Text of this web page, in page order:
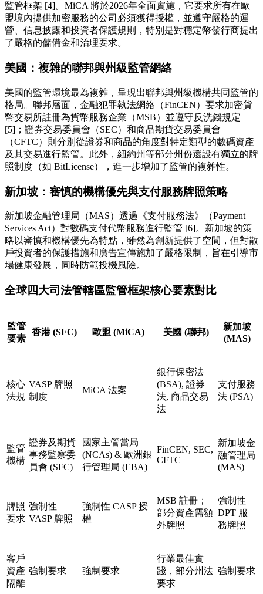
監管框架 [4]。MiCA 將於2026年全面實施，它要求所有在歐
盟境內提供加密服務的公司必須獲得授權，並遵守嚴格的運
營、信息披露和投資者保護規則，特別是對穩定幣發行商提出
了嚴格的儲備金和治理要求。
美國：複雜的聯邦與州級監管網絡
美國的監管環境最為複雜，呈現出聯邦與州級機構共同監管的
格局。聯邦層面，金融犯罪執法網絡（FinCEN）要求加密貨
幣交易所註冊為貨幣服務企業（MSB）並遵守反洗錢規定
[5]；證券交易委員會（SEC）和商品期貨交易委員會
（CFTC）則分別從證券和商品的角度對特定類型的數碼資產
及其交易進行監管。此外，紐約州等部分州份還設有獨立的牌
照制度（如 BitLicense），進一步增加了監管的複雜性。
新加坡：審慎的機構優先與支付服務牌照策略
新加坡金融管理局（MAS）透過《支付服務法》（Payment
Services Act）對數碼支付代幣服務進行監管 [6]。新加坡的策
略以審慎和機構優先為特點，雖然為創新提供了空間，但對散
戶投資者的保護措施和廣告宣傳施加了嚴格限制，旨在引導市
場健康發展，同時防範投機風險。
全球四大司法管轄區監管框架核心要素對比
監管
要素
香港 (SFC) 歐盟 (MiCA) 美國 (聯邦)
新加坡
(MAS)
核心
法規
VASP 牌照
制度
MiCA 法案
銀行保密法
(BSA), 證券
法, 商品交易
法
支付服務
法 (PSA)
監管
機構
證券及期貨
事務監察委
員會 (SFC)
國家主管當局
(NCAs) & 歐洲銀
行管理局 (EBA)
FinCEN, SEC,
CFTC
新加坡金
融管理局
(MAS)
牌照
要求
強制性
VASP 牌照
強制性 CASP 授
權
MSB 註冊；
部分資產需額
外牌照
強制性
DPT 服
務牌照
客戶
資產
隔離
強制要求 強制要求
行業最佳實
踐，部分州法
要求
強制要求